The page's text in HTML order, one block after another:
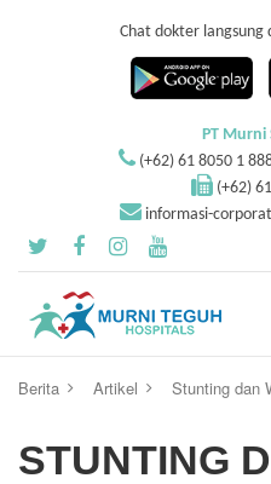
Chat dokter langsung
PT Murni
(+62) 61 8050 1
(+62)
informasi-
Berita Artikel Stunting dan
STUNTING